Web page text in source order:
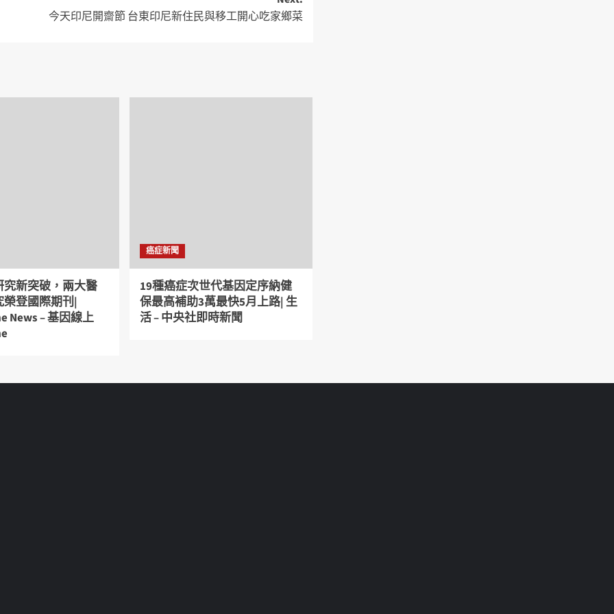
今天印尼開齋節 台東印尼新住民與移工開心吃家鄉菜
究新突破，兩大醫
榮登國際期刊|
News – 基因線上
癌症新聞
19種癌症次世代基因定序納健
保最高補助3萬最快5月上路| 生
活 – 中央社即時新聞